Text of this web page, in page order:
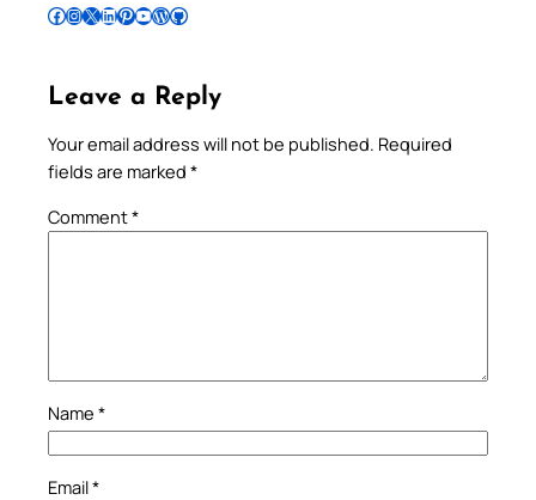
Follow Pradeep on Facebook Follow Pradeep on InstagramFollow Pradeep on X Follow Pradeep on LinkedIn Follow Pradeep on Pinterest Subscribe to Pradeep’s Youtube Channel Follow Pradeep on WordPress Follow Pradeep on GitHub
Leave a Reply
Your email address will not be published. Required
fields are marked *
Comment*
Name *
Email*